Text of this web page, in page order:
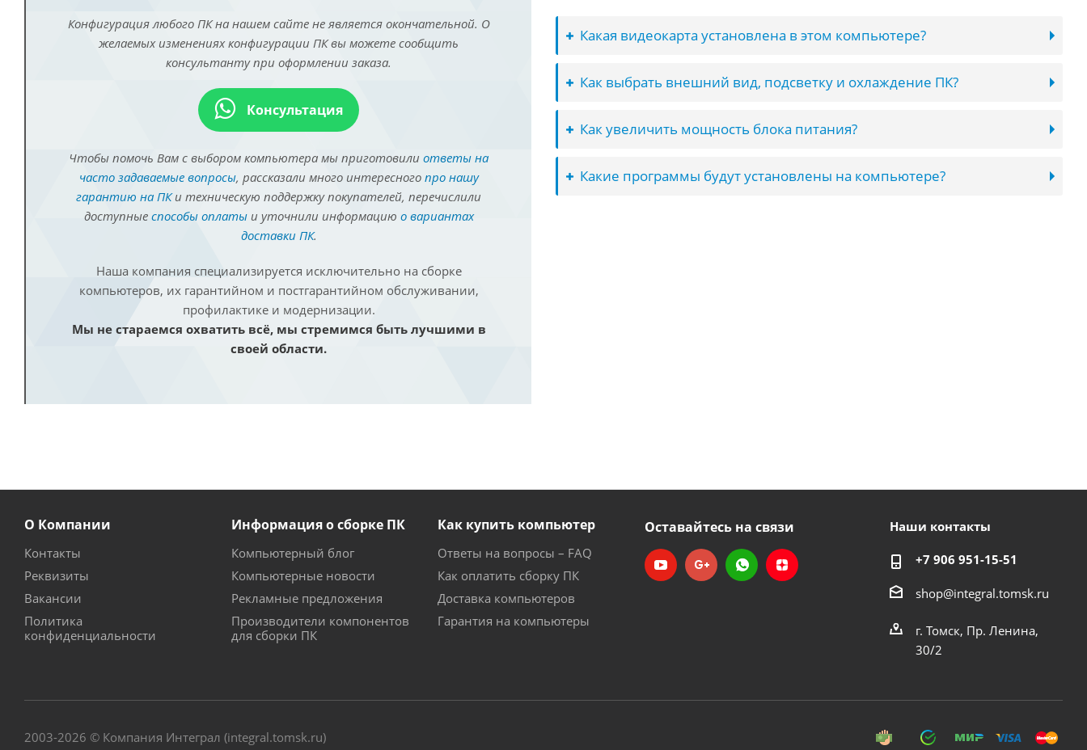
Конфигурация любого ПК на нашем сайте не является окончательной. О
желаемых изменениях конфигурации ПК вы можете сообщить
консультанту при оформлении заказа.
Консультация
Чтобы помочь Вам с выбором компьютера мы приготовили ответы на
часто задаваемые вопросы, рассказали много интересного про нашу
гарантию на ПКи техническую поддержку покупателей, перечислили
доступные способы оплатыи уточнили информацию о вариантах
доставки ПК.
Наша компания специализируется исключительно на сборке
компьютеров, их гарантийном и постгарантийном обслуживании,
профилактике и модернизации.
Мы не стараемся охватить всё, мы стремимся быть лучшими в
своей области.
Какая видеокарта установлена в этом компьютере?
Как выбрать внешний вид, подсветку и охлаждение ПК?
Как увеличить мощность блока питания?
Какие программы будут установлены на компьютере?
О Компании
Контакты
Реквизиты
Вакансии
Политика
конфиденциальности
Информация о сборке ПК
Компьютерный блог
Компьютерные новости
Рекламные предложения
Производители компонентов
для сборки ПК
Как купить компьютер
Ответы на вопросы – FAQ
Как оплатить сборку ПК
Доставка компьютеров
Гарантия на компьютеры
Оставайтесь на связи Наши контакты
+7 906 951-15-51
shop@integral.tomsk.ru
г. Томск, Пр. Ленина,
30/2
2003-2026 © Компания Интеграл (integral.tomsk.ru)